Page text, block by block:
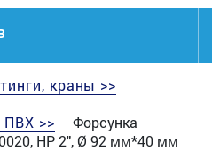
краны >>
ПВХ >>
Форсунка
НР 2", Ø 92 мм*40 мм